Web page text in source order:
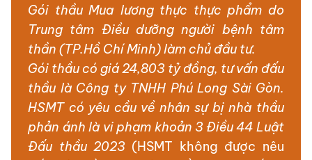
Gói thầu Mua lương thực thực phẩm do
Trung tâm Điều dưỡng người bệnh tâm
thần (TP.Hồ Chí Minh) làm chủ đầu tư.
Gói thầu có giá 24,803 tỷ đồng, tư vấn đấu
thầu là Công ty TNHH Phú Long Sài Gòn.
HSMT có yêu cầu về nhân sự bị nhà thầu
phản ánh là vi phạm khoản 3 Điều 44 Luật
Đấu thầu 2023 (HSMT không được nêu